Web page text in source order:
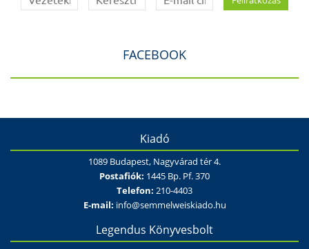
FACEBOOK
Kiadó
1089 Budapest, Nagyvárad tér 4.
Postafiók: 1445 Bp. Pf. 370
Telefon: 210-4403
E-mail: info@semmelweiskiado.hu
Legendus Könyvesbolt